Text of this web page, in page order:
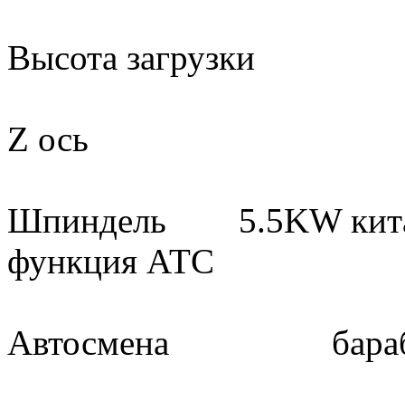
Высота
Z ось
Шпиндель 5.5KW
функция АТС
Автосмена барабан